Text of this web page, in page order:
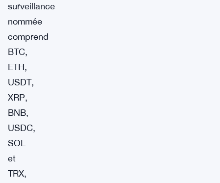
surveillance
nommée
comprend
BTC,
ETH,
USDT,
XRP,
BNB,
USDC,
SOL
et
TRX,